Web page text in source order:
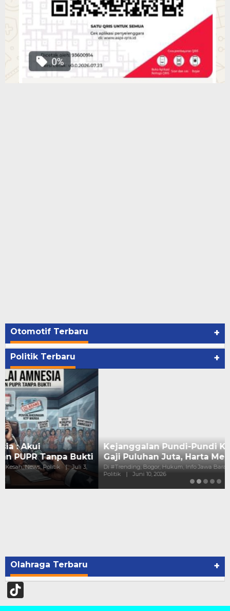
Otomotif Terbaru +
Politik Terbaru +
Kejanggalan Pundi-Pundi Kepala Dinas Bogor :
Gaji Puluhan Juta, Harta Melejit Mi…
Di #Trending, Bogor, Hukum, Info Jawa Barat, Keluh Kesah, News,
Politik
Juni 10, 2026
Olahraga Terbaru +